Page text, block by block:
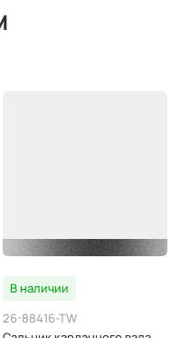
В наличии
26-88416-TW